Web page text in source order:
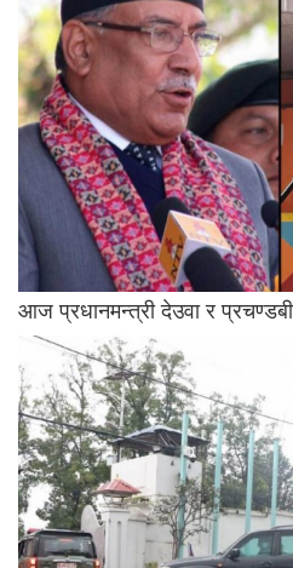
आज प्रधानमन्त्री देउवा र